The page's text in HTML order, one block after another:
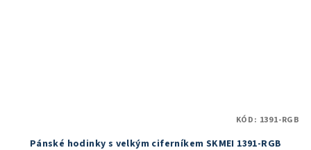
Pánské hodinky s velkým ciferníkem SKMEI 1391-RGB
KÓD: 1391-RGB